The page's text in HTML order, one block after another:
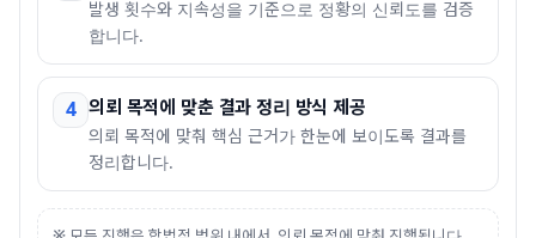
발생 횟수와 지속성을 기준으로 정황의 신뢰도를 검증
합니다.
4 의뢰 목적에 맞춘 결과 정리 방식 제공
의뢰 목적에 맞춰 핵심 근거가 한눈에 보이도록 결과를
정리합니다.